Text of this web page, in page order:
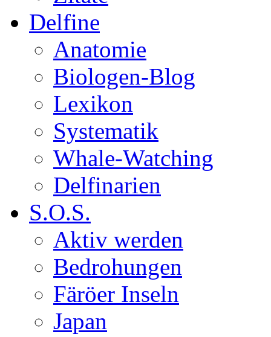
Delfine
Anatomie
Biologen-Blog
Lexikon
Systematik
Whale-Watching
Delfinarien
S.O.S.
Aktiv werden
Bedrohungen
Färöer Inseln
Japan